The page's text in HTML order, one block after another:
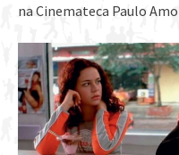
na Cinemateca Paulo